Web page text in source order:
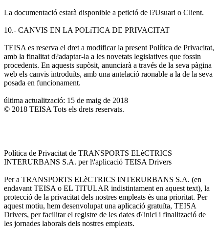
La documentació estarà disponible a petició de l?Usuari o Client.
10.- CANVIS EN LA POLíTICA DE PRIVACITAT
TEISA es reserva el dret a modificar la present Política de Privacitat,
amb la finalitat d?adaptar-la a les novetats legislatives que fossin
procedents. En aquests supòsit, anunciarà a través de la seva pàgina
web els canvis introduïts, amb una antelació raonable a la de la seva
posada en funcionament.
última actualització: 15 de maig de 2018
© 2018 TEISA Tots els drets reservats.
Política de Privacitat de TRANSPORTS ELèCTRICS
INTERURBANS S.A. per l\'aplicació TEISA Drivers
Per a TRANSPORTS ELèCTRICS INTERURBANS S.A. (en
endavant TEISA o EL TITULAR indistintament en aquest text), la
protecció de la privacitat dels nostres empleats és una prioritat. Per
aquest motiu, hem desenvolupat una aplicació gratuïta, TEISA
Drivers, per facilitar el registre de les dates d\'inici i finalització de
les jornades laborals dels nostres empleats.